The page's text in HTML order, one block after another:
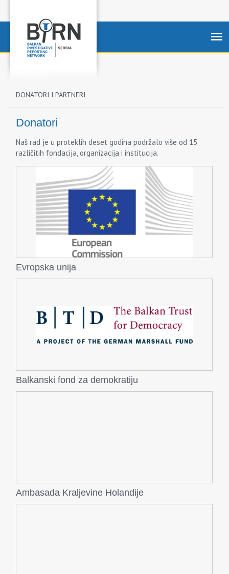
DONATORI I PARTNERI
Donatori
Naš rad je u proteklih deset godina podržalo više od 15
različitih fondacija, organizacija i institucija.
Evropska unija
Balkanski fond za demokratiju
Ambasada Kraljevine Holandije